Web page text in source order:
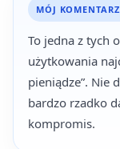
MÓJ
To jedna z tych
użytkowania
pieniądze”. Nie
bardzo rzadko
kompromis.